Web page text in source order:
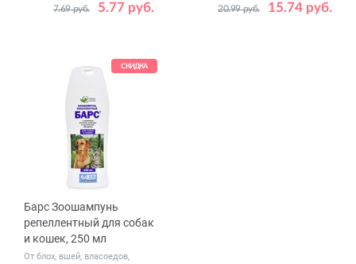
5.77 руб.
7.69 руб. 15.74 руб.
20.99 руб.
Вес
кошки, собаки - до
СКИДКА
Барс Зоошампунь
репеллентный для собак
и кошек, 250 мл
От блох, вшей, власоедов,